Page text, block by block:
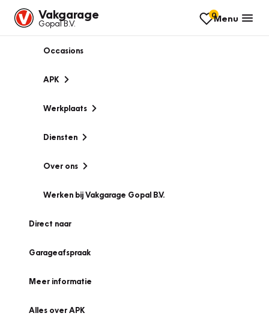
Vakgarage
Gopal B.V.
0Menu
Occasions
APK
Werkplaats
Diensten
Over ons
Werken bij Vakgarage Gopal B.V.
Direct naar
Garageafspraak
Meer informatie
Alles over APK